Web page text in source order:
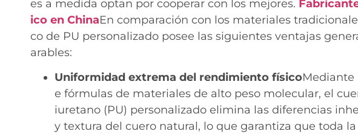
es a medida optan por cooperar con los mejores.
ico en ChinaEn comparación con los materiales
co de PU personalizado posee las siguientes ventajas
arables:
Uniformidad extrema del rendimiento físicoMediante
e fórmulas de materiales de alto peso molecular, el
iuretano (PU) personalizado elimina las diferencias
y textura del cuero natural, lo que garantiza que toda